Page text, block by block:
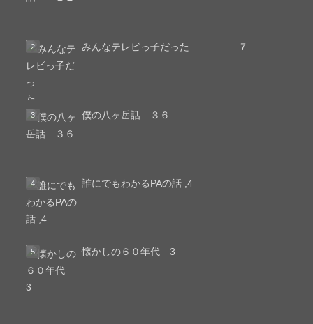
みんなテレビっ子だった ７
僕の八ヶ岳話 ３６
誰にでもわかるPAの話 ,4
懐かしの６０年代 3